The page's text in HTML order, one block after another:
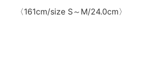
〈161cm/size S～M/24.0cm〉